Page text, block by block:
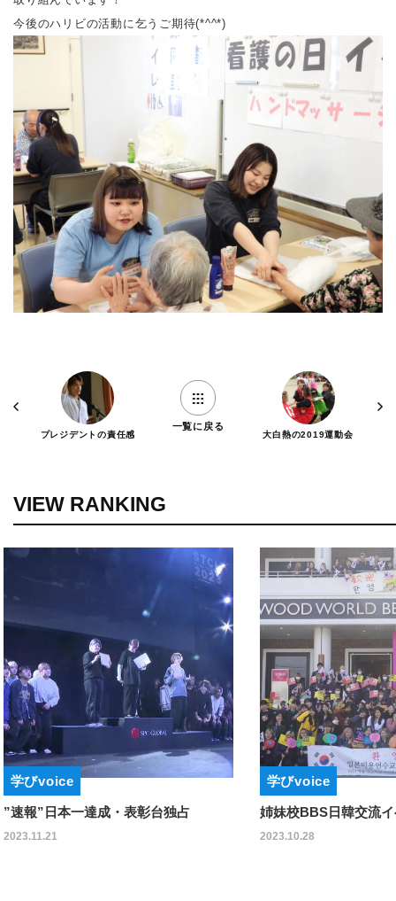
今後のハリビの活動に乞うご期待(*^^*)
プレジデントの責任感
一覧に戻る
大白熱の2019運動会
VIEW RANKING
本一達成・表彰台独占
学びvoice
姉妹校BBS日韓交流イベント
2023.10.28